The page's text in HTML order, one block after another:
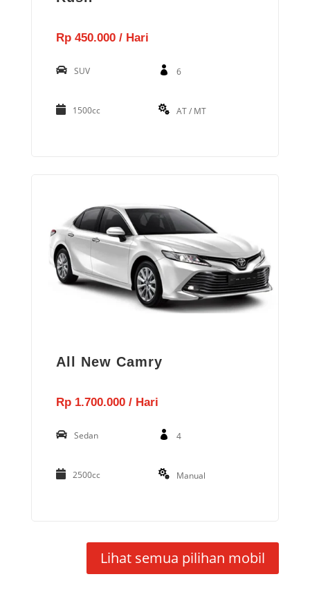
Rp 450.000 / Hari
SUV 6
1500cc AT / MT
All New Camry
Rp 1.700.000 / Hari
Sedan 4
2500cc Manual
Lihat semua pilihan mobil